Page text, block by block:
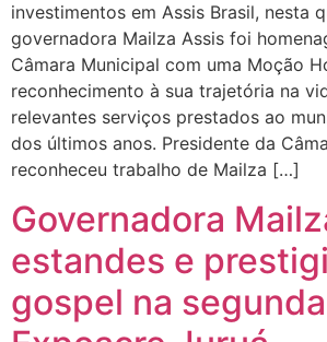
investimentos em Assis Brasil, nesta
governadora Mailza Assis foi
Câmara Municipal com uma Moção
reconhecimento à sua trajetória na
relevantes serviços prestados ao
dos últimos anos. Presidente da
reconheceu trabalho de Mailza […]
Governadora
estandes e
gospel na